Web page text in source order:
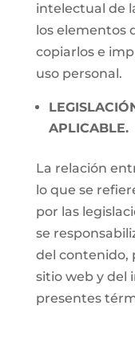
intelectual de
los elementos
copiarlos e
uso personal.
APLICABLE.
La relación
lo que se
por las
se
del contenido,
sitio web y del
presentes